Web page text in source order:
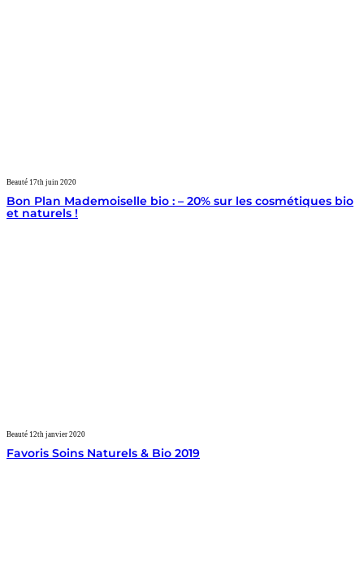
Beauté 17th juin 2020
Bon Plan Mademoiselle bio : – 20% sur les cosmétiques bio
et naturels !
Beauté 12th janvier 2020
Favoris Soins Naturels & Bio 2019